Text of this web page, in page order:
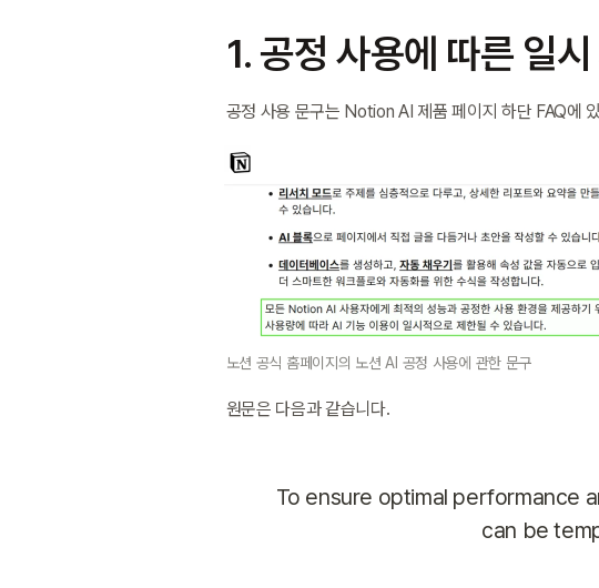
1. 공정 사용에 따른 일
공정 사용 문구는 Notion AI 제품 페이지 하단 FAQ에
노션 공식 홈페이지의 노션 AI 공정 사용에 관한 문구
원문은 다음과 같습니다.
To ensure optimal performance
can be